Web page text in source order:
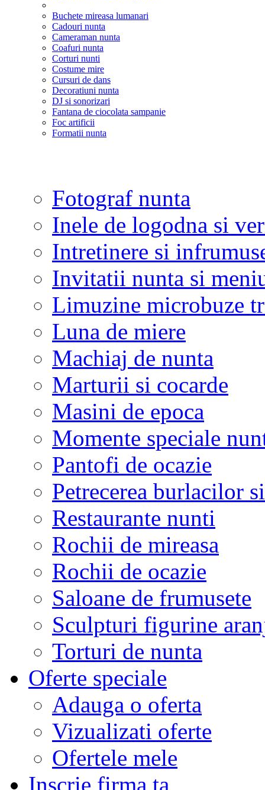
Buchete mireasa lumanari
Cadouri nunta
Cameraman nunta
Coafuri nunta
Corturi nunti
Costume mire
Cursuri de dans
Decoratiuni nunta
DJ si sonorizari
Fantana de ciocolata sampanie
Foc artificii
Formatii nunta
Fotograf nunta
Inele de logodna si
Intretinere si
Invitatii nunta si
Limuzine microbuze
Luna de miere
Machiaj de nunta
Marturii si cocarde
Masini de epoca
Momente speciale
Pantofi de ocazie
Petrecerea burlacilor
Restaurante nunti
Rochii de mireasa
Rochii de ocazie
Saloane de frumusete
Sculpturi figurine
Torturi de nunta
Oferte speciale
Adauga o oferta
Vizualizati oferte
Ofertele mele
Inscrie firma ta